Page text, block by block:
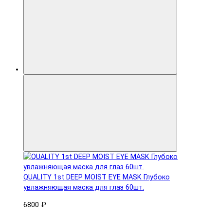
QUALITY 1st DEEP MOIST EYE MASK Глубоко
увлажняющая маска для глаз 60шт.
6800 ₽